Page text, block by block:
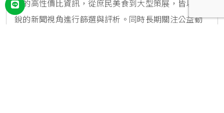
力的高性價比資訊，從庶民美食到大型策展，皆以敏
銳的新聞視角進行篩選與評析。同時長期關注公益動